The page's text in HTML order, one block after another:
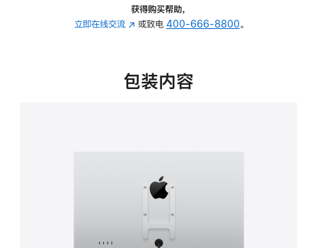
的
获得购买帮助，
立即在线交流 (在
中
或致电 400-666-8800。
包装内容